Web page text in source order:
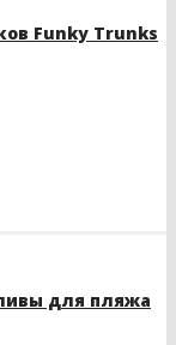
Funky Trunks
для пляжа